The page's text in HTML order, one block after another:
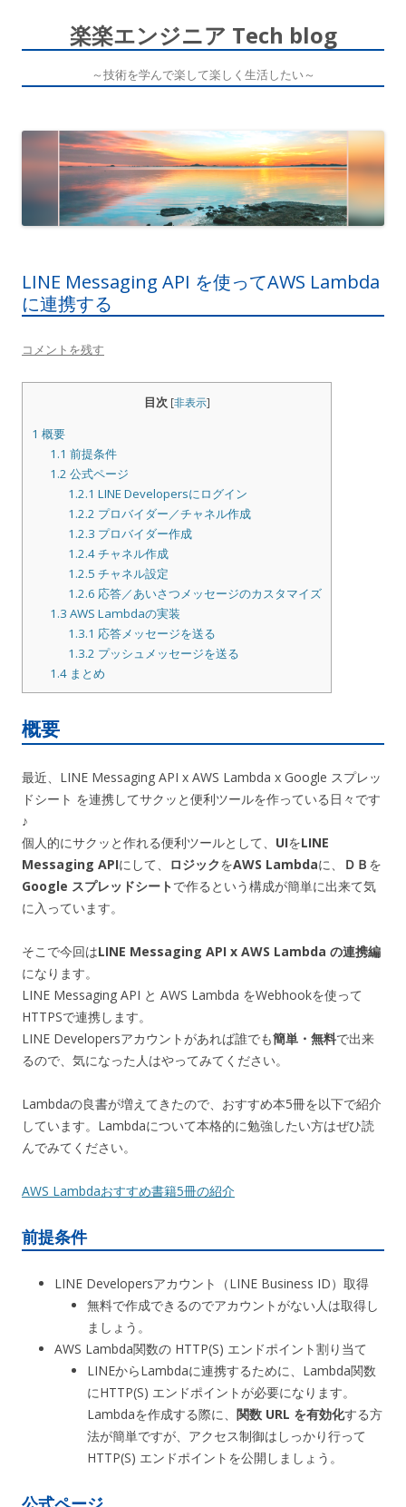
楽楽エンジニア Tech blog
～技術を学んで楽して楽しく生活したい～
ン
テ
ン
ツ
へ
ス
キ
ッ
プ
LINE Messaging API を使ってAWS Lambda
に連携する
コメントを残す
目次 [非表示]
1 概要
1.1 前提条件
1.2 公式ページ
1.2.1 LINE Developersにログイン
1.2.2 プロバイダー／チャネル作成
1.2.3 プロバイダー作成
1.2.4チャネル作成
1.2.5 チャネル設定
1.2.6 応答／あいさつメッセージのカスタマイズ
1.3 AWS Lambdaの実装
1.3.1 応答メッセージを送る
1.3.2 プッシュメッセージを送る
1.4まとめ
概要
最近、LINE Messaging API x AWS Lambda x Google スプレッ
ドシート を連携してサクッと便利ツールを作っている日々です
♪
個人的にサクッと作れる便利ツールとして、 UIをLINE
Messaging APIにして、 ロジックをAWS Lambdaに、 ＤＢ を
Google スプレッドシート で作るという構成が簡単に出来て気
に入っています。
そこで今回はLINE Messaging API x AWS Lambda の連携編
になります。
LINE Messaging API と AWS Lambda をWebhookを使って
HTTPSで連携します。
LINE Developersアカウントがあれば誰でも簡単・無料で出来
るので、気になった人はやってみてください。
Lambdaの良書が増えてきたので、おすすめ本5冊を以下で紹介
しています。Lambdaについて本格的に勉強したい方はぜひ読
んでみてください。
AWS Lambdaおすすめ書籍5冊の紹介
前提条件
LINE Developersアカウント（LINE Business ID）取得
無料で作成できるのでアカウントがない人は取得し
ましょう。
AWS Lambda関数の HTTP(S) エンドポイント割り当て
LINEからLambdaに連携するために、Lambda関数
にHTTP(S) エンドポイントが必要になります。
Lambdaを作成する際に、 関数 URL を有効化する方
法が簡単ですが、アクセス制御はしっかり行って
HTTP(S) エンドポイントを公開しましょう。